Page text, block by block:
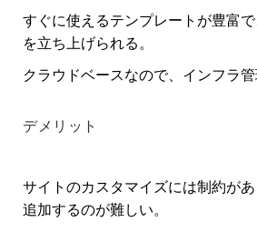
すぐに使えるテンプレートが豊富
を立ち上げられる。
クラウドベースなので、インフラ管
デメリット
サイトのカスタマイズには制約が
追加するのが難しい。